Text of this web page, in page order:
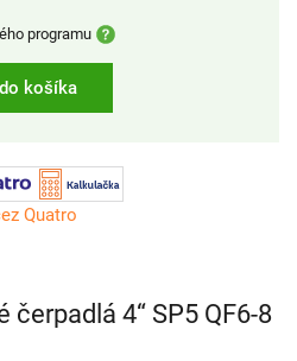
programu
košíka
Quatro
čerpadlá 4“ SP5 QF6-8